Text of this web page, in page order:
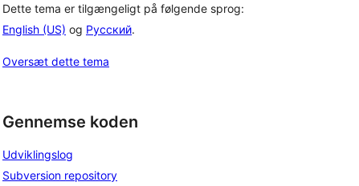
Dette tema er tilgængeligt på følgende sprog:
English (US) og Русский.
Oversæt dette tema
Gennemse koden
Udviklingslog
Subversion repository